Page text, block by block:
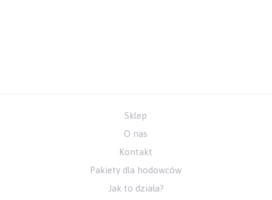
Sklep
O nas
Kontakt
Pakiety dla hodowców
Jak to działa?